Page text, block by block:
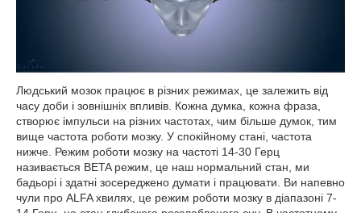
Людський мозок працює в різних режимах, це залежить від
часу доби і зовнішніх впливів. Кожна думка, кожна фраза,
створює імпульси на різних частотах, чим більше думок, тим
вище частота роботи мозку. У спокійному стані, частота
нижче. Режим роботи мозку на частоті 14-30 Герц
називається BETA режим, це наш нормальний стан, ми
бадьорі і здатні зосереджено думати і працювати. Ви напевно
чули про ALFA хвилях, це режим роботи мозку в діапазоні 7-